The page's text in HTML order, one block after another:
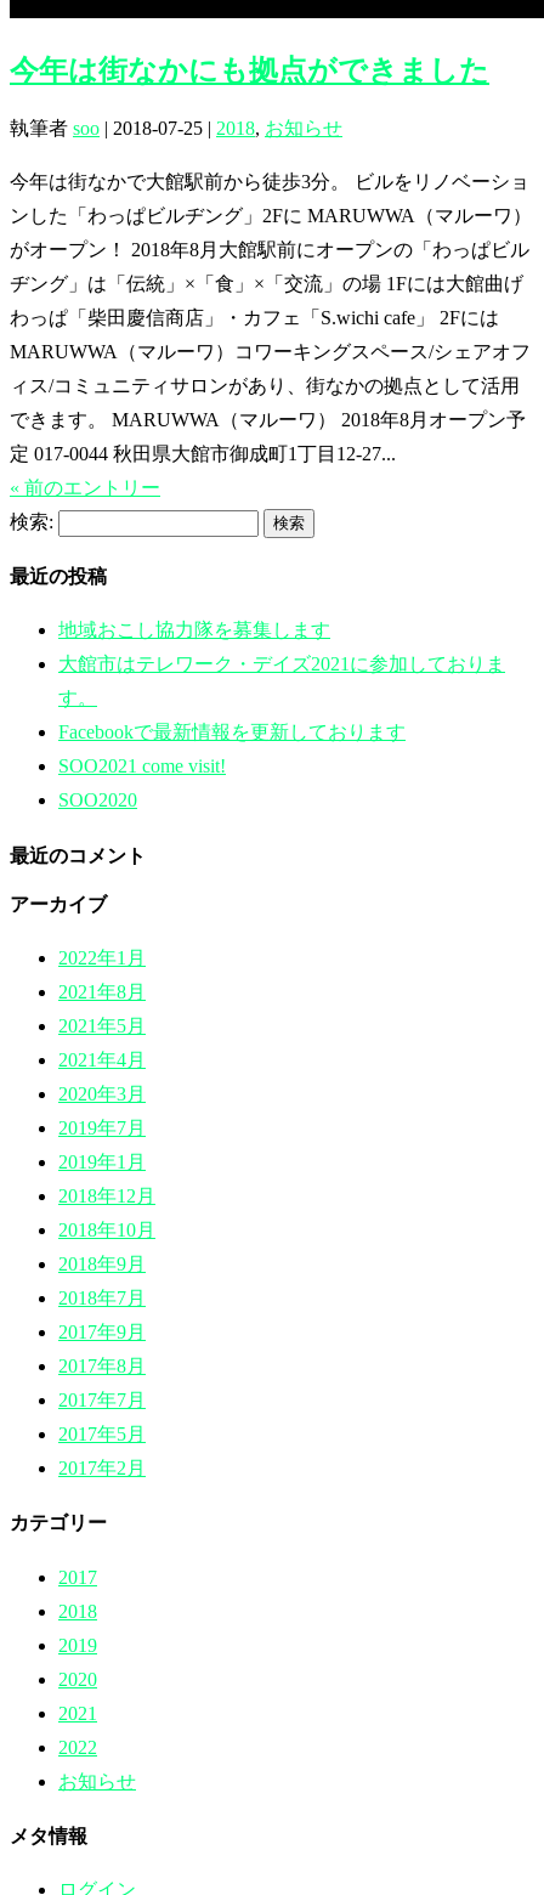
今年は街なかにも拠点ができました
執筆者 soo | 2018-07-25 | 2018, お知らせ
今年は街なかで大館駅前から徒歩3分。 ビルをリノベーショ
ンした「わっぱビルヂング」2Fに MARUWWA（マルーワ）
がオープン！ 2018年8月大館駅前にオープンの「わっぱビル
ヂング」は「伝統」×「食」×「交流」の場 1Fには大館曲げ
わっぱ「柴田慶信商店」・カフェ「S.wichi cafe」 2Fには
MARUWWA（マルーワ）コワーキングスペース/シェアオフ
ィス/コミュニティサロンがあり、街なかの拠点として活用
できます。 MARUWWA（マルーワ） 2018年8月オープン予
定 017-0044 秋田県大館市御成町1丁目12-27...
« 前のエントリー
検索:
最近の投稿
地域おこし協力隊を募集します
大館市はテレワーク・デイズ2021に参加しておりま
す。
Facebookで最新情報を更新しております
SOO2021 come visit!
SOO2020
最近のコメント
アーカイブ
2022年1月
2021年8月
2021年5月
2021年4月
2020年3月
2019年7月
2019年1月
2018年12月
2018年10月
2018年9月
2018年7月
2017年9月
2017年8月
2017年7月
2017年5月
2017年2月
カテゴリー
2017
2018
2019
2020
2021
2022
お知らせ
メタ情報
ログイン